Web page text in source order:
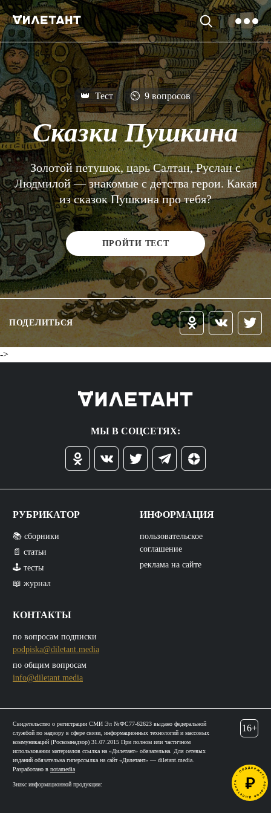
👑 Тест ⏲ 9 вопросов
Сказки Пушкина
Золотой петушок, царь Салтан, Руслан с
Людмилой — знакомые с детства герои. Какая
из сказок Пушкина про тебя?
ПРОЙТИ ТЕСТ
ПОДЕЛИТЬСЯ
->
МЫ В СОЦСЕТЯХ:
РУБРИКАТОР
📚 сборники
📄 статьи
🕹️ тесты
📖 журнал
КОНТАКТЫ
по вопросам подписки
podpiska@diletant.media
по общим вопросам
info@diletant.media
ИНФОРМАЦИЯ
пользовательское
соглашение
реклама на сайте
Свидетельство о регистрации СМИ Эл №ФС77-62623 выдано федеральной
службой по надзору в сфере связи, информационных технологий и массовых
коммуникаций (Роскомнадзор) 31.07.2015 При полном или частичном
использовании материалов ссылка на «Дилетант» обязательна. Для сетевых
изданий обязательна гиперссылка на сайт «Дилетант» — diletant.media.
Разработано в notamedia
Знакс информационной продукции:
16+